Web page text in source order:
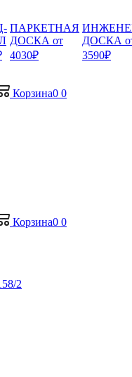
ПАРКЕТНАЯ
ДОСКА от
4030₽
ДОСКА
3590₽
Корзина0 0
Корзина0 0
2